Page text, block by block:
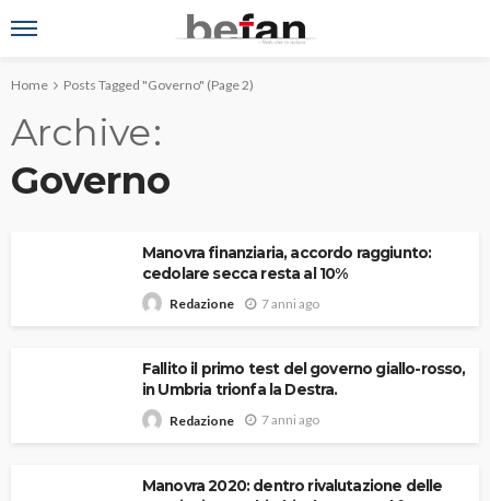
Home Posts Tagged "Governo" (Page 2)
Archive
Governo
Manovra finanziaria, accordo raggiunto:
cedolare secca resta al 10%
Redazione 7 anni ago
Fallito il primo test del governo giallo-rosso,
in Umbria trionfa la Destra.
Redazione 7 anni ago
Manovra 2020: dentro rivalutazione delle